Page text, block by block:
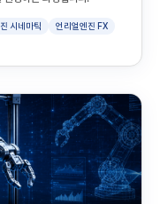
시네마틱
언리얼엔진 FX